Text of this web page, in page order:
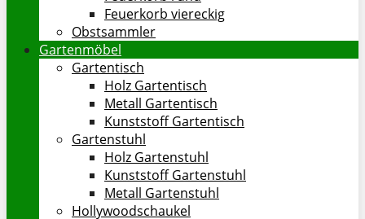
Feuerkorb viereckig
Obstsammler
Gartenmöbel
Gartentisch
Holz Gartentisch
Metall Gartentisch
Kunststoff Gartentisch
Gartenstuhl
Holz Gartenstuhl
Kunststoff Gartenstuhl
Metall Gartenstuhl
Hollywoodschaukel